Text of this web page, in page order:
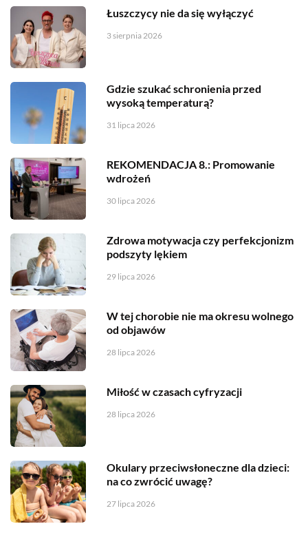
Łuszczycy nie da się wyłączyć
3 sierpnia 2026
Gdzie szukać schronienia przed
wysoką temperaturą?
31 lipca 2026
REKOMENDACJA 8.: Promowanie
wdrożeń
30 lipca 2026
Zdrowa motywacja czy perfekcjonizm
podszyty lękiem
29 lipca 2026
W tej chorobie nie ma okresu wolnego
od objawów
28 lipca 2026
Miłość w czasach cyfryzacji
28 lipca 2026
Okulary przeciwsłoneczne dla dzieci:
na co zwrócić uwagę?
27 lipca 2026